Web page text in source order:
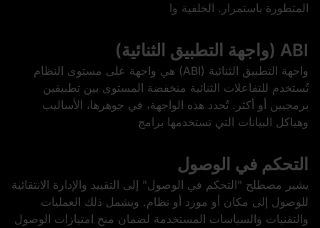
المتطورة باستمرار. الخلفية وا
ABI (واجهة التطبيق الثنائية)
واجهة التطبيق الثنائية (ABI) هي واجهة على مستوى النظام
تُستخدم للتفاعلات الثنائية منخفضة المستوى بين تطبيقين
برمجيين أو أكثر. تُحدد هذه الواجهة، في جوهرها، الأساليب
وهياكل البيانات التي تستخدمها برامج
التحكم في الوصول
يشير مصطلح "التحكم في الوصول" إلى التقييد والإدارة الانتقائية
للوصول إلى مكان أو مورد أو نظام. ويشمل ذلك العمليات
والتقنيات والسياسات المستخدمة لضمان منح امتيازات الوصول